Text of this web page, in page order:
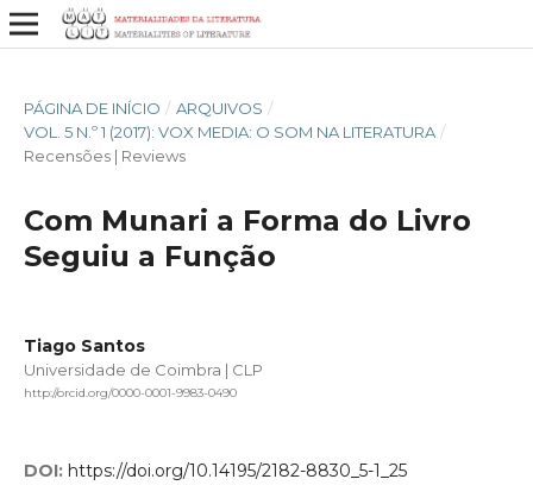
PÁGINA DE INÍCIO / ARQUIVOS /
VOL. 5 N.º 1 (2017): VOX MEDIA: O SOM NA LITERATURA /
Recensões | Reviews
Com Munari a Forma do Livro
Seguiu a Função
Tiago Santos
Universidade de Coimbra | CLP
http://orcid.org/0000-0001-9983-0490
DOI: https://doi.org/10.14195/2182-8830_5-1_25